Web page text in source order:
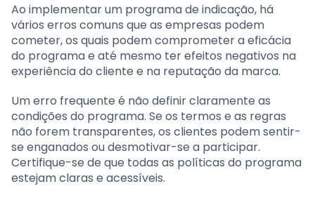
Ao implementar um programa de indicação, há
vários erros comuns que as empresas podem
cometer, os quais podem comprometer a eficácia
do programa e até mesmo ter efeitos negativos na
experiência do cliente e na reputação da marca.
Um erro frequente é não definir claramente as
condições do programa. Se os termos e as regras
não forem transparentes, os clientes podem sentir-
se enganados ou desmotivar-se a participar.
Certifique-se de que todas as políticas do programa
estejam claras e acessíveis.